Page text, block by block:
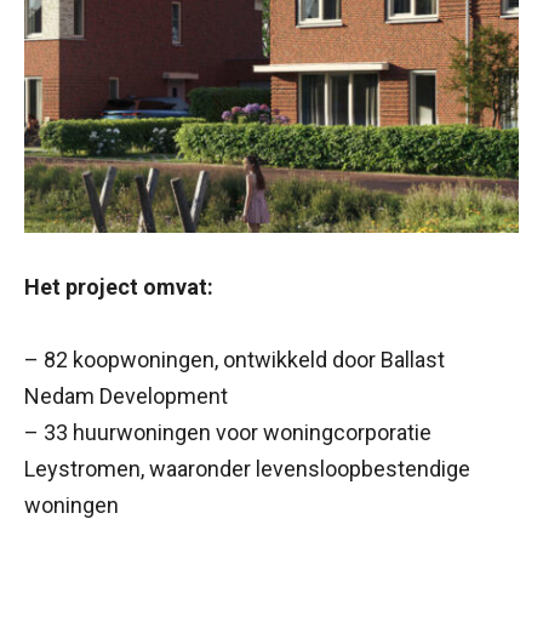
Het project omvat:
– 82 koopwoningen, ontwikkeld door Ballast
Nedam Development
– 33 huurwoningen voor woningcorporatie
Leystromen, waaronder levensloopbestendige
woningen